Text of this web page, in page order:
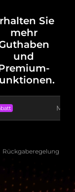
Sie
mehr
und
Rückgaberegelung